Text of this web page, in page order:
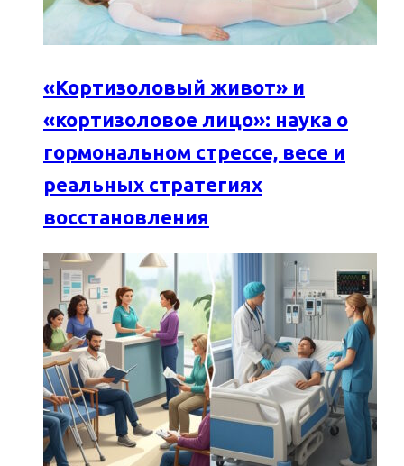
«Кортизоловый живот» и
«кортизоловое лицо»: наука о
гормональном стрессе, весе и
реальных стратегиях
восстановления